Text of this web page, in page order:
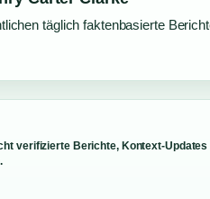
täglich faktenbasierte
verifizierte Berichte, Kontext-Updates